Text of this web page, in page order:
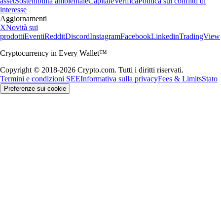
interesse
Aggiornamenti
XNovità sui
prodottiEventiRedditDiscordInstagramFacebookLinkedinTradingView
Cryptocurrency in Every Wallet™
Copyright © 2018-2026 Crypto.com. Tutti i diritti riservati.
Termini e condizioni SEEInformativa sulla privacyFees & LimitsStato
Preferenze sui cookie